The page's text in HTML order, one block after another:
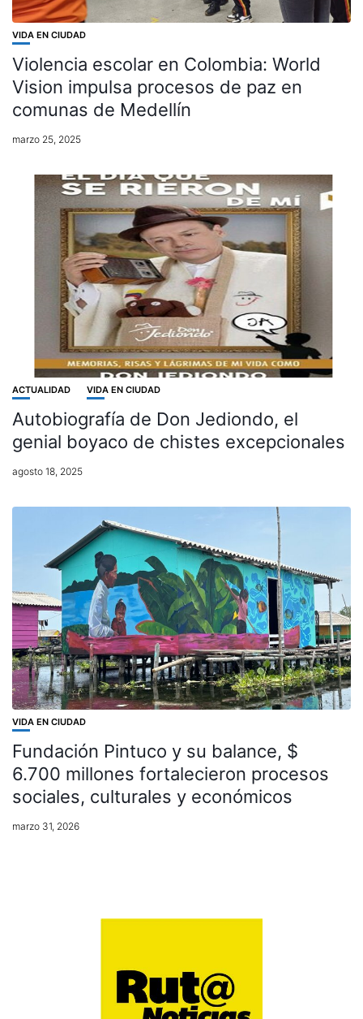
VIDA EN CIUDAD
Violencia escolar en Colombia: World
Vision impulsa procesos de paz en
comunas de Medellín
marzo 25, 2025
ACTUALIDAD VIDA EN CIUDAD
Autobiografía de Don Jediondo, el
genial boyaco de chistes excepcionales
agosto 18, 2025
VIDA EN CIUDAD
Fundación Pintuco y su balance, $
6.700 millones fortalecieron procesos
sociales, culturales y económicos
marzo 31, 2026